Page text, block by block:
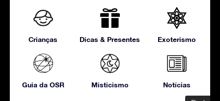
Crianças Dicas & Presentes Exoterismo
Guia da OSR Misticismo Notícias